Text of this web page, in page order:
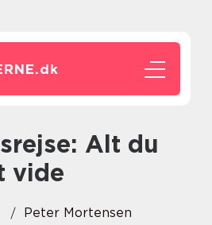
dk
vide
Peter Mortensen